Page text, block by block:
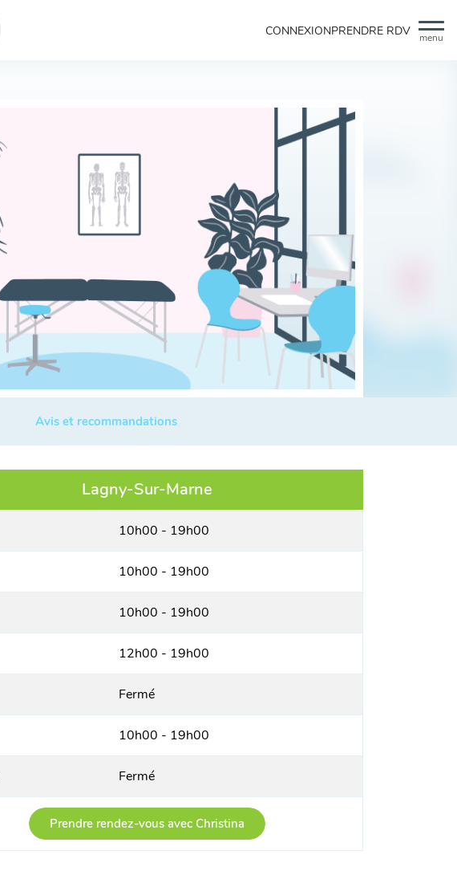
menu
CONNEXIONPRENDRE RDV
Avis et recommandations
Lagny-Sur-Marne
10h00 - 19h00
10h00 - 19h00
10h00 - 19h00
12h00 - 19h00
Fermé
10h00 - 19h00
Fermé
Prendre rendez-vous avec Christina